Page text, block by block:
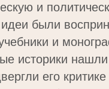
и
были
и
историки нашли
его